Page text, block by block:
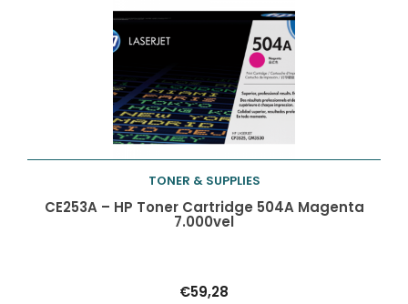
Toevoegen aan
TONER & SUPPLIES
CE253A – HP Toner Cartridge 504A Magenta
7.000vel
€59,28